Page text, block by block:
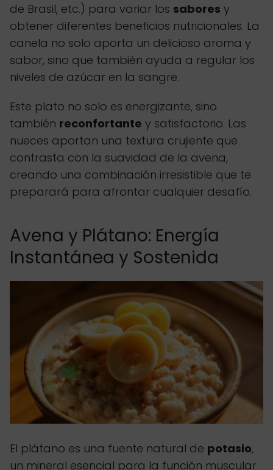
de Brasil, etc.) para variar los sabores y
obtener diferentes beneficios nutricionales. La
canela no solo aporta un delicioso aroma y
sabor, sino que también ayuda a regular los
niveles de azúcar en la sangre.
Este plato no solo es energizante, sino
también reconfortante y satisfactorio. Las
nueces aportan una textura crujiente que
contrasta con la suavidad de la avena,
creando una combinación irresistible que te
preparará para afrontar cualquier desafío.
Avena y Plátano: Energía
Instantánea y Sostenida
El plátano es una fuente natural de potasio,
un mineral esencial para la función muscular